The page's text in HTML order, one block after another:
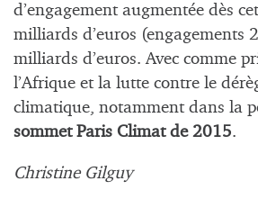
d’engagement augmentée dès
milliards d’euros (engagements
milliards d’euros. Avec comme
l’Afrique et la lutte contre le
climatique, notamment dans la
sommet Paris Climat de 2015.
Christine Gilguy